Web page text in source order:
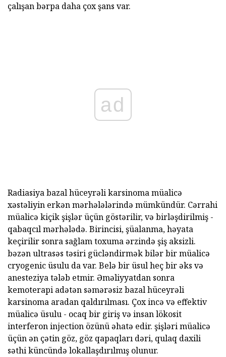
çalışan bərpa daha çox şans var.
ad
Radiasiya bazal hüceyrəli karsinoma müalicə
xəstəliyin erkən mərhələlərində mümkündür. Cərrahi
müalicə kiçik şişlər üçün göstərilir, və birləşdirilmiş -
qabaqcıl mərhələdə. Birincisi, şüalanma, həyata
keçirilir sonra sağlam toxuma ərzində şiş aksizli.
bəzən ultrasəs təsiri gücləndirmək bilər bir müalicə
cryogenic üsulu da var. Belə bir üsul heç bir əks və
anesteziya tələb etmir. Əməliyyatdan sonra
kemoterapi adətən səmərəsiz bazal hüceyrəli
karsinoma aradan qaldırılması. Çox incə və effektiv
müalicə üsulu - ocaq bir giriş və insan lökosit
interferon injection özünü əhatə edir. şişləri müalicə
üçün ən çətin göz, göz qapaqları dəri, qulaq daxili
səthi küncündə lokallaşdırılmış olunur.